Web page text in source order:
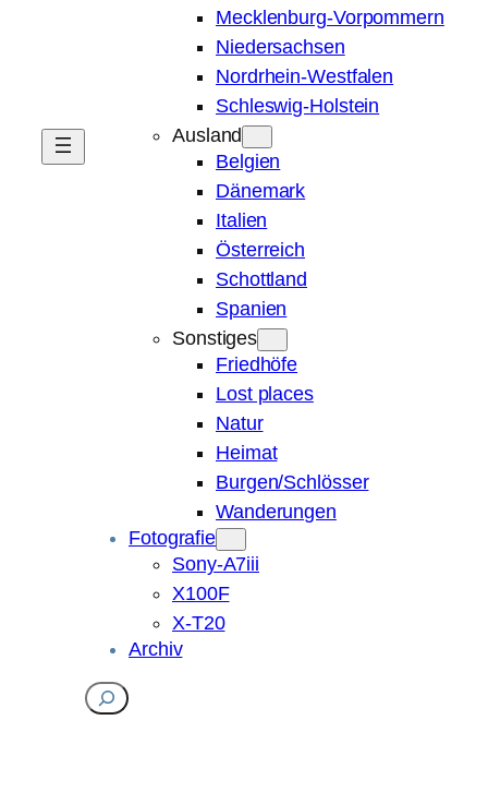
Mecklenburg-Vorpommern
Niedersachsen
Nordrhein-Westfalen
Schleswig-Holstein
Ausland
Belgien
Dänemark
Italien
Österreich
Schottland
Spanien
Sonstiges
Friedhöfe
Lost places
Natur
Heimat
Burgen/Schlösser
Wanderungen
Fotografie
Sony-A7iii
X100F
X-T20
Archiv
Suchen